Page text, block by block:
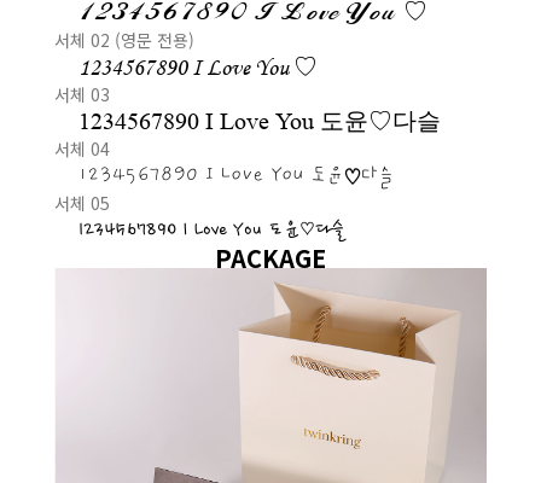
1234567890 I Love You ♡
서체 02 (영문 전용)
1234567890 I Love You ♡
서체 03
1234567890 I Love You 도윤♡다슬
서체 04
1234567890 I Love You 도윤♡다슬
서체 05
1234567890 I Love You 도윤♡다슬
PACKAGE